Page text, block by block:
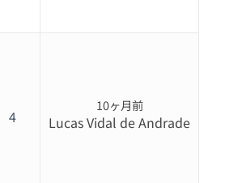
4
10ヶ月前
Lucas Vidal de Andrade